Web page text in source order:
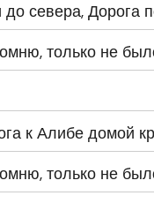
севера, Дорога
только не
к Алибе домой
только не